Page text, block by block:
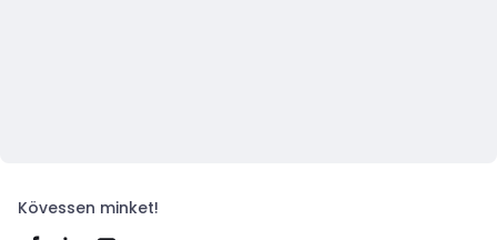
Kövessen minket!